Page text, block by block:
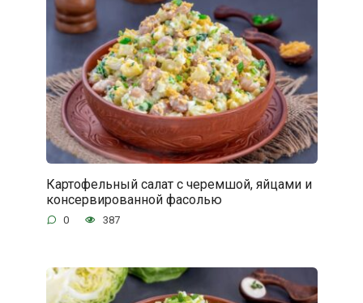
Картофельный салат с черемшой, яйцами и
консервированной фасолью
0 387